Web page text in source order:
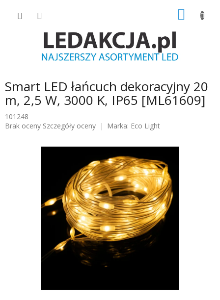
Smart LED łańcuch dekoracyjny 20
m, 2,5 W, 3000 K, IP65 [ML61609]
101248
Średnia
Brak oceny Szczegóły oceny Marka: Eco Light